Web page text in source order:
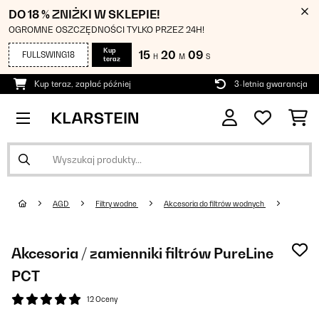
DO 18 % ZNIŻKI W SKLEPIE!
OGROMNE OSZCZĘDNOŚCI TYLKO PRZEZ 24H!
FULLSWING18
Kup
teraz
15 H 20 M 08 S
Kup teraz, zapłać później 3-letnia gwarancja
AGD Filtry wodne Akcesoria do filtrów wodnych
Akcesoria / zamienniki filtrów PureLine
PCT
12 Oceny